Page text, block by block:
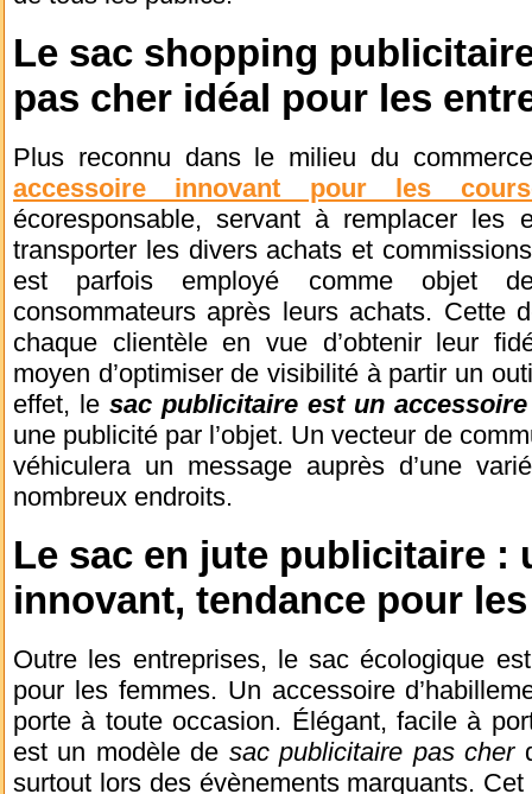
Le sac shopping
pas cher idéal pour les
Plus reconnu dans le milieu du
accessoire innovant pour les
écoresponsable, servant à remplacer les
transporter les divers achats et
est parfois employé comme objet
consommateurs après leurs achats. Cette
chaque clientèle en vue d’obtenir leur
moyen d’optimiser de visibilité à partir un
effet, le sac publicitaire est un
une publicité par l’objet. Un vecteur de
véhiculera un message auprès d’une
nombreux endroits.
Le sac en jute publicitaire :
innovant, tendance pour
Outre les entreprises, le sac écologique
pour les femmes. Un accessoire
porte à toute occasion. Élégant, facile à
est un modèle de sac publicitaire pas cher
surtout lors des évènements marquants.